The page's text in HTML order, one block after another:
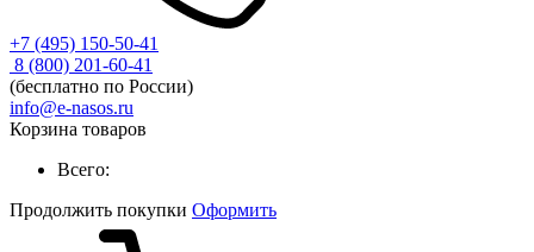
+7 (495) 150-50-41
8 (800) 201-60-41
(бесплатно по России)
info@e-nasos.ru
Корзина товаров
Всего:
Продолжить покупки Оформить